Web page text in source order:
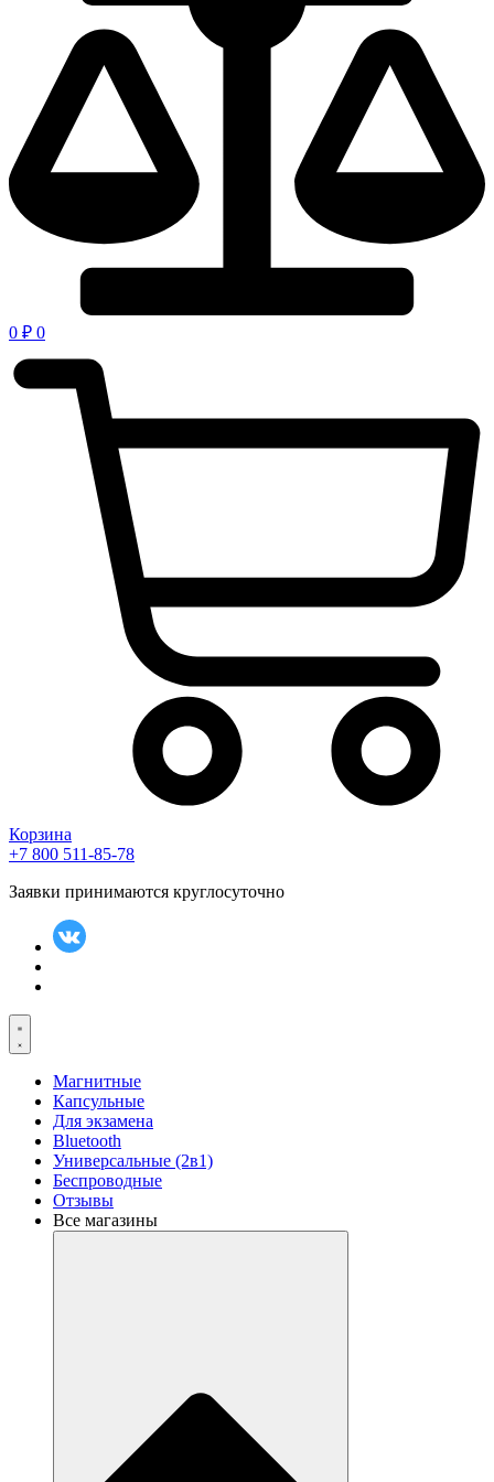
0 ₽ 0
Корзина
+7 800 511-85-78
Заявки принимаются круглосуточно
Магнитные
Капсульные
Для экзамена
Bluetooth
Универсальные (2в1)
Беспроводные
Отзывы
Все магазины